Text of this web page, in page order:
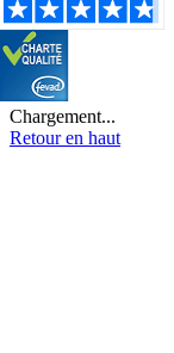
Chargement...
Retour en haut